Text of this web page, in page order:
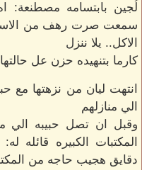
لُجين بابتسامه مصطنعة:
سمعت صرت رهف من
الاكل.. يلا ننزل
كارما بتنهيده حزن عل
انتهت ليان من نزهتها مع
الي منازلهم
وقبل ان تصل حبيبه الي
المكتبات الكبيره
دقايق هجيب حاجه من